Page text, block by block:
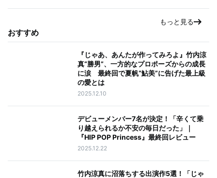
もっと見る
おすすめ
『じゃあ、あんたが作ってみろよ』竹内涼
真“勝男”、一方的なプロポーズからの成長
に涙 最終回で夏帆“鮎美”に告げた最上級
の愛とは
2025.12.10
デビューメンバー7名が決定！「辛くて乗
り越えられるか不安の毎日だった」｜
『HIP POP Princess』最終回レビュー
2025.12.22
竹内涼真に沼落ちする出演作5選！「じゃ